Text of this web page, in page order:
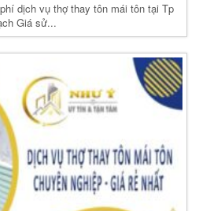
dịch vụ thợ thay tôn mái tôn tại Tp
Giá sử...